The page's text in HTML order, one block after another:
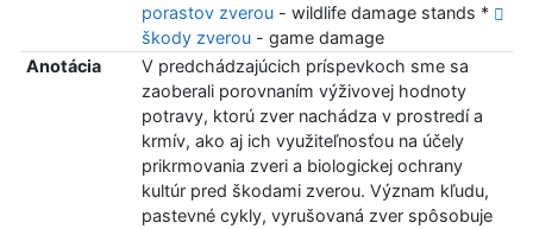
porastov zverou- wildlife damage stands *
škody zverou- game damage
Anotácia
V predchádzajúcich príspevkoch sme sa
zaoberali porovnaním výživovej hodnoty
potravy, ktorú zver nachádza v prostredí a
krmív, ako aj ich využiteľnosťou na účely
prikrmovania zveri a biologickej ochrany
kultúr pred škodami zverou. Význam kľudu,
pastevné cykly, vyrušovaná zver spôsobuje